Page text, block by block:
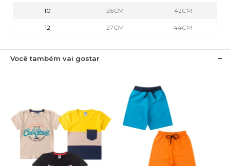
10 26CM 42CM
12 27CM 44CM
Você também vai gostar